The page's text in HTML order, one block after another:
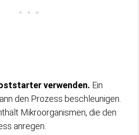
verwenden. Ein
den Prozess beschleunigen.
Mikroorganismen, die den
anregen.